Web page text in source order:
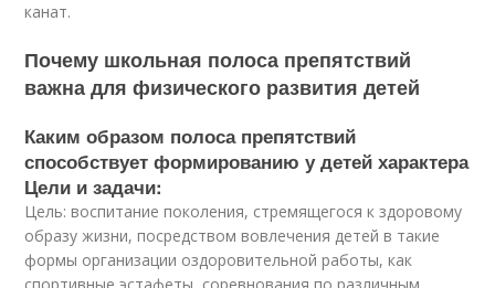
канат.
Почему школьная полоса препятствий
важна для физического развития детей
Каким образом полоса препятствий
способствует формированию у детей характера
Цели и задачи:
Цель: воспитание поколения, стремящегося к здоровому
образу жизни, посредством вовлечения детей в такие
формы организации оздоровительной работы, как